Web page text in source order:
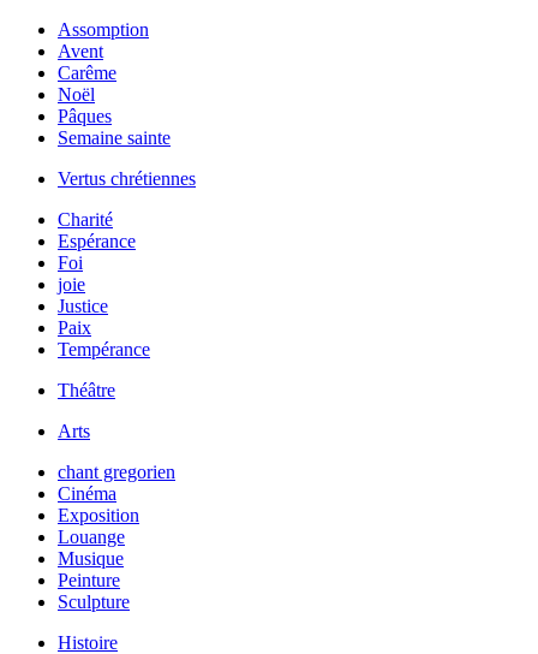
Assomption
Avent
Carême
Noël
Pâques
Semaine sainte
Vertus chrétiennes
Charité
Espérance
Foi
joie
Justice
Paix
Tempérance
Théâtre
Arts
chant gregorien
Cinéma
Exposition
Louange
Musique
Peinture
Sculpture
Histoire